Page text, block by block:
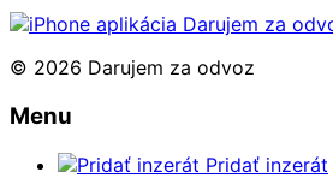
© 2026 Darujem za odvoz
Menu
Pridať inzerát